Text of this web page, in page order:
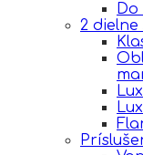
2 dielne